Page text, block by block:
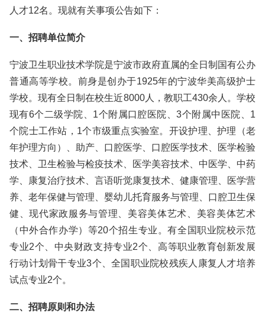
人才12名。现就有关事项公告如下：
一、招聘单位简介
宁波卫生职业技术学院是宁波市政府直属的全日制国有公办
普通高等学校。前身是创办于1925年的宁波华美高级护士
学校。现有全日制在校生近8000人，教职工430余人。学校
现有6个二级学院、1个附属口腔医院、3个附属中医院、1
个院士工作站，1个市级重点实验室。开设护理、护理（老
年护理方向）、助产、口腔医学、口腔医学技术、医学检验
技术、卫生检验与检疫技术、医学美容技术、中医学、中药
学、康复治疗技术、言语听觉康复技术、健康管理、医学营
养、老年保健与管理、婴幼儿托育服务与管理、口腔卫生保
健、现代家政服务与管理、美容美体艺术、美容美体艺术
（中外合作办学）等20个招生专业。有全国职业院校示范
专业2个、中央财政支持专业2个、高等职业教育创新发展
行动计划骨干专业3个、全国职业院校残疾人康复人才培养
试点专业2个。
二、招聘原则和办法